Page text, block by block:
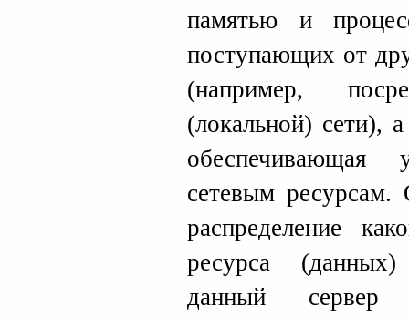
памятью и
поступающих от
(например,
(локальной) сети),
обеспечивающая
сетевым ресурсам.
распределение
ресурса
данный сервер